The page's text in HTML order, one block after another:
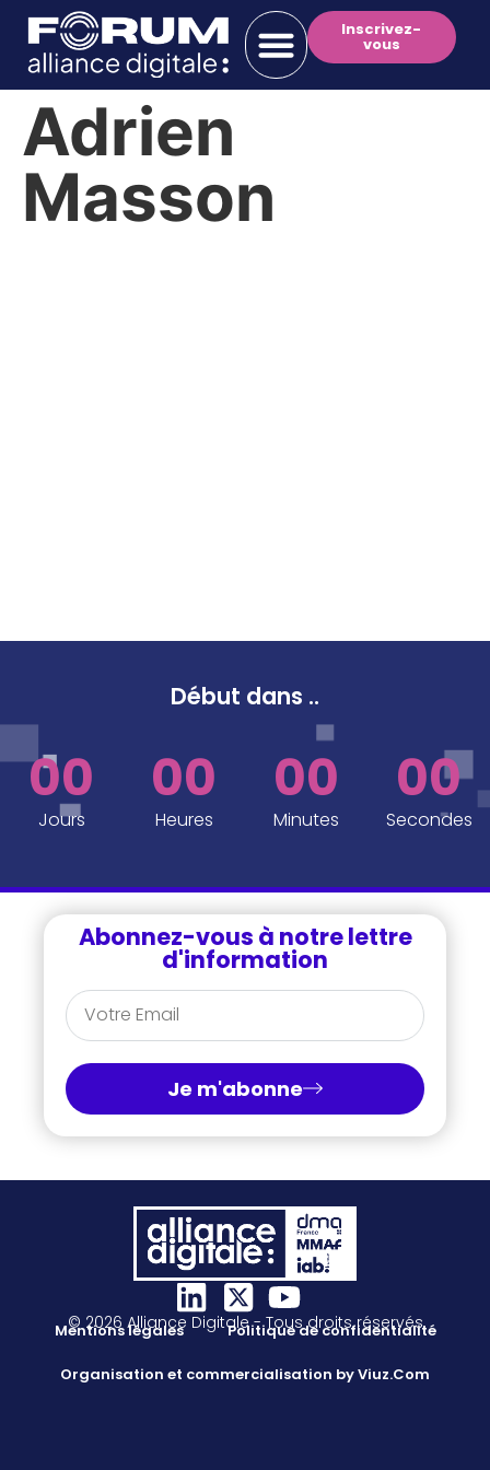
Inscrivez-
vous
Adrien
Masson
Début dans ..
00
Jours
00
Heures
00
Minutes
00
Secondes
Abonnez-vous à notre lettre
d'information
Je m'abonne
© 2026 Alliance Digitale - Tous droits réservés
Mentions légales Politique de confidentialité
Organisation et commercialisation by Viuz.Com